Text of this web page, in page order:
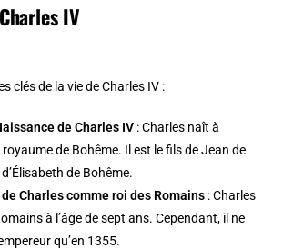
IV
clés de la vie de Charles IV :
de Charles IV : Charles naît à
de Bohême. Il est le fils de Jean de
de Bohême.
Charles comme roi des Romains : Charles
à l’âge de sept ans. Cependant, il ne
qu’en 1355.